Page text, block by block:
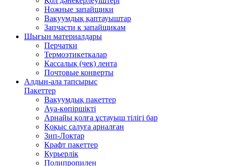
Ножные запайщики
Вакуумдық қаптауыштар
Запчасти к запайщикам
Шығын материалдары
Перчатки
Термоэтикеткалар
Кассалық (чек) лента
Почтовые конверты
Алдын-ала тапсырыс
Пакеттер
Вакуумдық пакеттер
Ауа-көпіршікті
Арнайы қолға ұстауыш тілігі бар
Қоқыс салуға арналған
Зип-Локтар
Крафт пакеттер
Курьерлік
Полипропилен